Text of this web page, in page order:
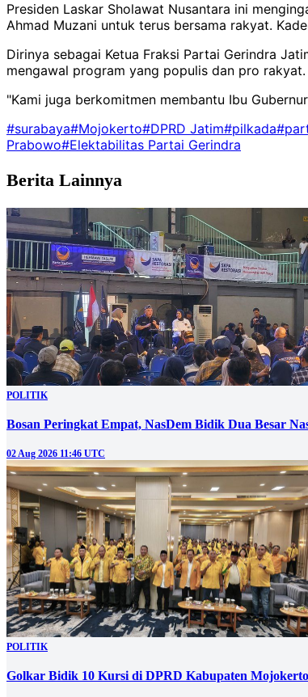
Presiden Laskar Sholawat Nusantara ini
Ahmad Muzani untuk terus bersama rakyat.
Dirinya sebagai Ketua Fraksi Partai Gerindra
mengawal program yang populis dan pro rakyat.
"Kami juga berkomitmen membantu Ibu
#surabaya#Mojokerto#DPRD Jatim#pilkada
Prabowo#Elektabilitas Partai Gerindra
Berita Lainnya
POLITIK
Bosan Peringkat Empat, NasDem Bidik Dua Besar
02 Aug 2026 11:46 UTC
POLITIK
Golkar Bidik 10 Kursi di DPRD Kabupaten